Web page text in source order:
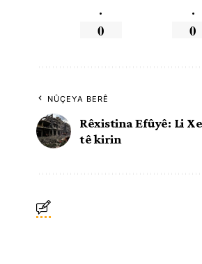
.
0
.
0
NÛÇEYA BERÊ
Rêxistina Efûyê: Li
tê kirin